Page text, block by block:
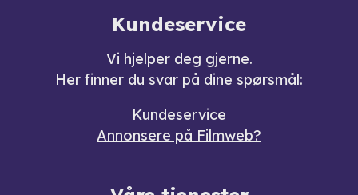
Kundeservice
Vi hjelper deg gjerne.
Her finner du svar på dine spørsmål:
Kundeservice
Annonsere på Filmweb?